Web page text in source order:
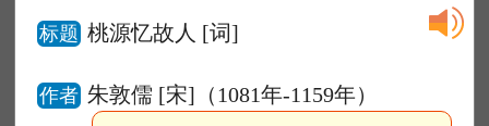
标题 桃源忆故人 [词]
作者 朱敦儒 [宋]（1081年-1159年）